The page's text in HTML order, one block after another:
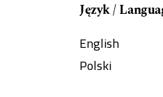
Język /
English
Polski